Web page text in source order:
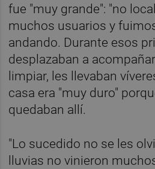
fue "muy grande": "no
muchos usuarios y
andando. Durante esos
desplazaban a
limpiar, les llevaban
casa era "muy duro"
quedaban allí.
"Lo sucedido no se les
lluvias no vinieron